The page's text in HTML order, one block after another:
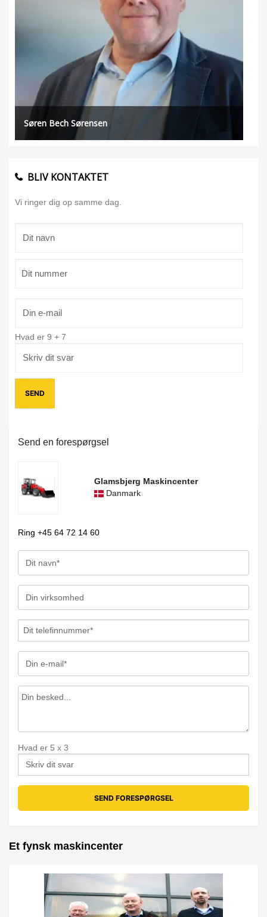
Søren Bech Sørensen
BLIV KONTAKTET
Vi ringer dig op samme dag.
Hvad er 9 + 7
Send en forespørgsel
Glamsbjerg Maskincenter
Danmark
Ring +45 64 72 14 60
Hvad er 5 x 3
Et fynsk maskincenter